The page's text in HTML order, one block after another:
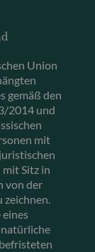
Union
gemäß den
2014 und
mit
Sitz in
von der
zeichnen.